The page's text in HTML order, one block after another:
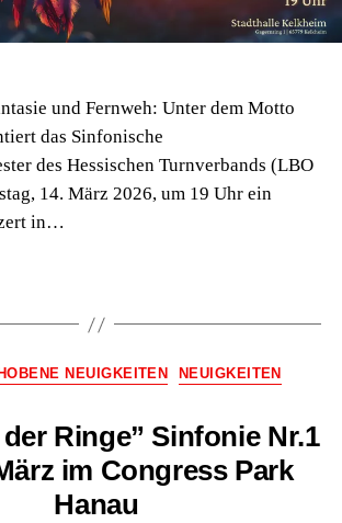
und Fernweh: Unter dem Motto
das Sinfonische
des Hessischen Turnverbands (LBO
14. März 2026, um 19 Uhr ein
in…
Kategorien
NEUIGKEITEN NEUIGKEITEN
Ringe” Sinfonie Nr.1
im Congress Park
Hanau